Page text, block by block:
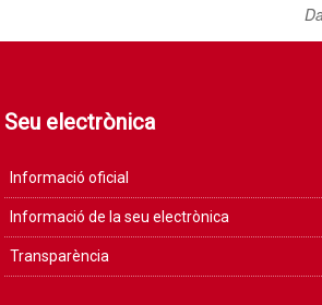
Seu electrònica
Informació oficial
Informació de la seu electrònica
Transparència